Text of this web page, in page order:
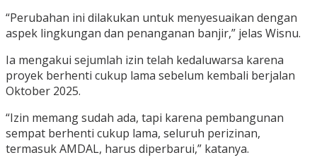
“Perubahan ini dilakukan untuk menyesuaikan dengan
aspek lingkungan dan penanganan banjir,” jelas Wisnu.
Ia mengakui sejumlah izin telah kedaluwarsa karena
proyek berhenti cukup lama sebelum kembali berjalan
Oktober 2025.
“Izin memang sudah ada, tapi karena pembangunan
sempat berhenti cukup lama, seluruh perizinan,
termasuk AMDAL, harus diperbarui,” katanya.